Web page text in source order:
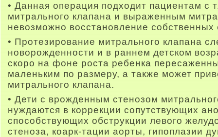
• Данная операция подходит пациентам с
митрального клапана и выраженным
невозможно восстановление собственных
• Протезирование митрального клапана
новорожденности и в раннем детском
скоро на фоне роста ребенка
маленьким по размеру, а также может
митрального клапана.
• Дети с врожденным стенозом
нуждаются в коррекции сопутствующих
способствующих обструкции левого
стеноза, коарк-тации аорты, гипоплазии